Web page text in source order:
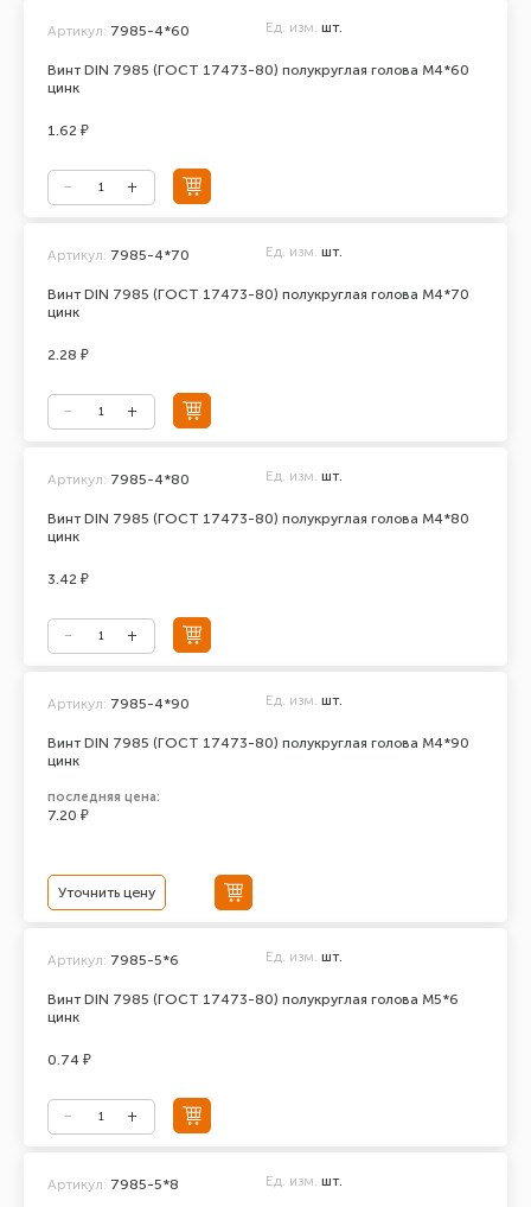
Винт DIN 7985 (ГОСТ 17473-80) полукруглая голова М4*60
цинк
Артикул: 7985-4*60 Ед. изм. шт.
1.62 ₽
Винт DIN 7985 (ГОСТ 17473-80) полукруглая голова М4*70
цинк
Артикул: 7985-4*70 Ед. изм. шт.
2.28 ₽
Винт DIN 7985 (ГОСТ 17473-80) полукруглая голова М4*80
цинк
Артикул: 7985-4*80 Ед. изм. шт.
3.42 ₽
Винт DIN 7985 (ГОСТ 17473-80) полукруглая голова М4*90
цинк
Артикул: 7985-4*90 Ед. изм. шт.
последняя цена:
7.20 ₽
Уточнить цену
Винт DIN 7985 (ГОСТ 17473-80) полукруглая голова М5*6
цинк
Артикул: 7985-5*6 Ед. изм. шт.
0.74 ₽
Артикул: 7985-5*8 Ед. изм. шт.